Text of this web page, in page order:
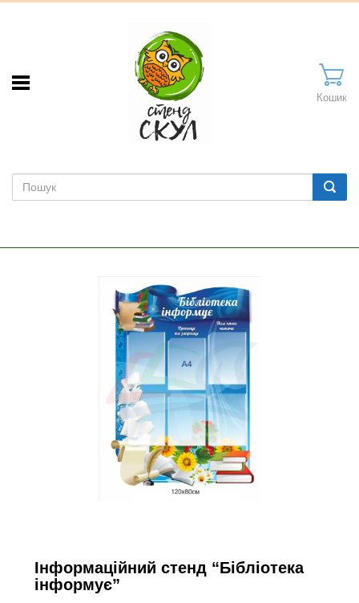
Кошик
Інформаційний стенд “Бібліотека
інформує”